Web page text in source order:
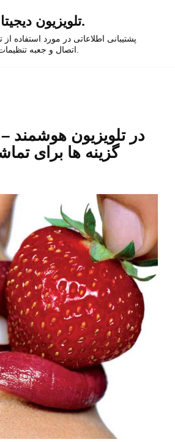
تلویزیون دیجیتال.
پشتیبانی اطلاعاتی در مورد استفاده از
گزینه ها برای